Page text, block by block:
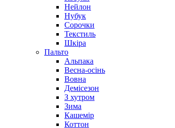
Нейлон
Нубук
Сорочки
Текстиль
Шкіра
Пальто
Альпака
Весна-осінь
Вовна
Демісезон
З хутром
Зима
Кашемір
Коттон